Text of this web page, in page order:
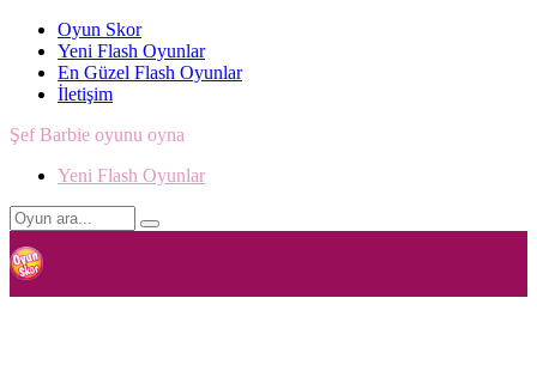
Oyun Skor
Yeni Flash Oyunlar
En Güzel Flash Oyunlar
İletişim
Şef Barbie oyunu oyna
Yeni Flash Oyunlar